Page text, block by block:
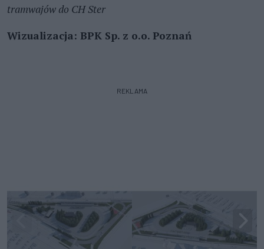
tramwajów do CH Ster
Wizualizacja: BPK Sp. z o.o. Poznań
REKLAMA